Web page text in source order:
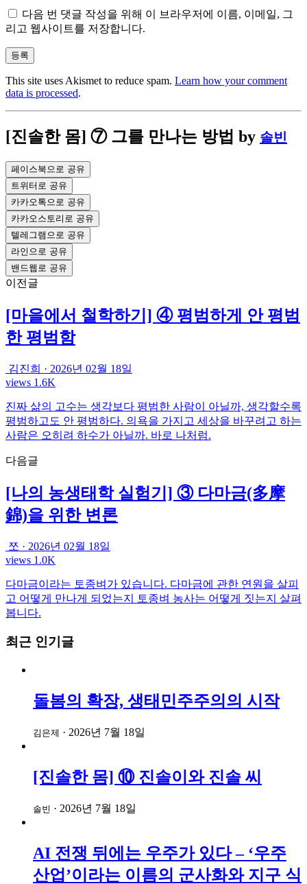
다음 번 댓글 작성을 위해 이 브라우저에 이름, 이메일, 그
리고 웹사이트를 저장합니다.
This site uses Akismet to reduce spam. Learn how your comment
data is processed.
[진솔한 몸] ⑦ 그를 만나는 방법 by 솔빈
페이스북으로 공유
트위터로 공유
카카오톡으로 공유
카카오스토리로 공유
텔레그램으로 공유
라인으로 공유
밴드웹로 공유
이전글
[마을에서 철학하기] ④ 평범하게 안 평범
한 평범함
김진희 · 2026년 02월 18일
views 1.6K
진짜 삶의 고수는 생각보다 평범한 사람이 아닐까, 생각할수록
평범하고도 안 평범하다. 의욕을 가지고 세상을 바꾸려고 하는
사람은 오히려 하수가 아닐까. 바로 나처럼.
다음글
[나의 농생태학 실험기] ③ 다마금(多摩
錦)을 위한 변론
쪼 · 2026년 02월 18일
views 1.0K
다마금이라는 토종벼가 있습니다. 다마금에 관한 연원을 살피
고 어떻게 만나게 되었는지 토종벼 농사는 어떻게 짓는지 살펴
봅니다.
최근 인기글
돌봄의 확장, 생태민주주의의 시작
김은제 · 2026년 7월 18일
[진솔한 몸] ⑩ 진솔이와 진솔 씨
솔빈 · 2026년 7월 18일
AI 전쟁 뒤에는 우주가 있다 – ‘우주
산업’이라는 이름의 군사화와 지구 식